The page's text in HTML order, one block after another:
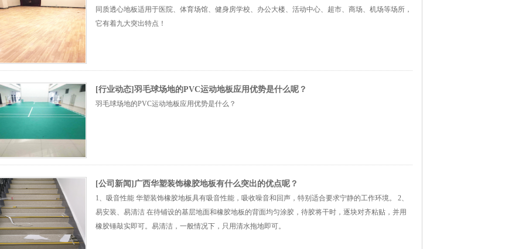
同质透心地板适用于医院、体育场馆、健身房学校、办公大楼、活动中心、超市、商场、机场等场所，
它有着九大突出特点！
[行业动态]羽毛球场地的PVC运动地板应用优势是什么呢？
羽毛球场地的PVC运动地板应用优势是什么？
[公司新闻]广西华塑装饰橡胶地板有什么突出的优点呢？
1、吸音性能 华塑装饰橡胶地板具有吸音性能，吸收噪音和回声，特别适合要求宁静的工作环境。 2、
易安装、易清洁 在待铺设的基层地面和橡胶地板的背面均匀涂胶，待胶将干时，逐块对齐粘贴，并用
橡胶锤敲实即可。易清洁，一般情况下，只用清水拖地即可。